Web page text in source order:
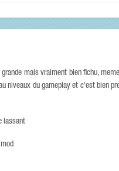
mais vraiment bien fichu,
niveaux du gameplay et c'est bien
lassant